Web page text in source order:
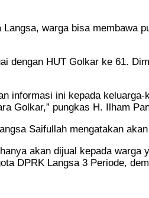
warga bisa membawa
dengan HUT Golkar ke 61.
informasi ini kepada
Golkar,” pungkas H. Ilham
Saifullah mengatakan
akan dijual kepada
DPRK Langsa 3 Periode,